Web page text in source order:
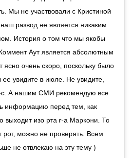
Мы не участвовали с Кристиной
развод не является никаким
История о том что мы якобы
Аут является абсолютным
ясно очень скоро, поскольку было
ее увидите в июле. Не увидите,
с. А нашим СМИ рекомендую все
информацию перед тем, как
выходит изо рта г-а Маркони. То
рот, можно не проверять. Всем
не отвлекаю на эту тему )